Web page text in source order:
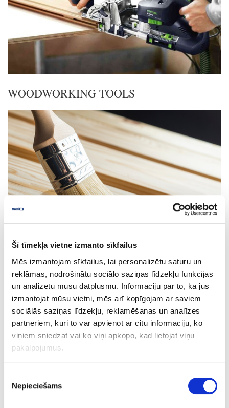
Šī tīmekļa vietne izmanto sīkfailus
Mēs izmantojam sīkfailus, lai personalizētu saturu un
reklāmas, nodrošinātu sociālo saziņas līdzekļu funkcijas
un analizētu mūsu datplūsmu. Informāciju par to, kā jūs
izmantojat mūsu vietni, mēs arī kopīgojam ar saviem
sociālās saziņas līdzekļu, reklamēšanas un analīzes
partneriem, kuri to var apvienot ar citu informāciju, ko
viņiem sniedzat vai ko viņi apkopo, kad lietojat viņu
pakalpojumus.
izvēle
Nepieciešams
WOODWORKING TOOLS
ADHESIVES, OIL, VAX, CLEANERS